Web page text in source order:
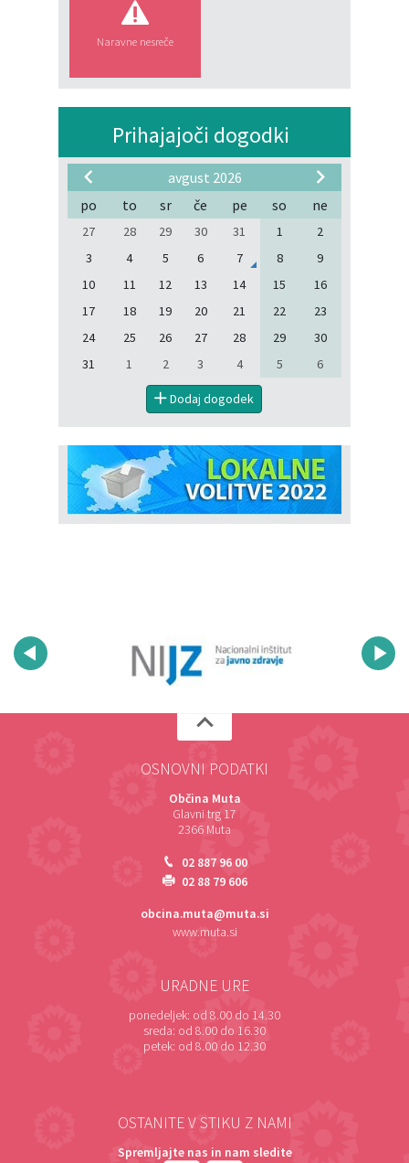
Naravne nesreče
Prihajajoči dogodki
avgust 2026
po
to sr če pe so ne
27 28 29 30 31 1
2
3
4 5 6 7 8
9
10
11 12 13 14 15
16
17
18 19 20 21 22
23
24
25 26 27 28 29
30
31
1 2 3 4 5 6
Dodaj dogodek
OSNOVNI PODATKI
Občina Muta
Glavni trg 17
2366 Muta
02 887 96 00
02 88 79 606
obcina.muta@muta.si
www.muta.si
URADNE URE
ponedeljek: od 8.00 do 14.30
sreda: od 8.00 do 16.30
petek: od 8.00 do 12.30
OSTANITE V STIKU Z NAMI
Spremljajte nas in nam sledite